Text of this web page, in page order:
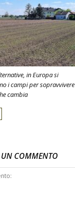
in Europa si
i campi per sopravvivere
cambia
COMMENTO